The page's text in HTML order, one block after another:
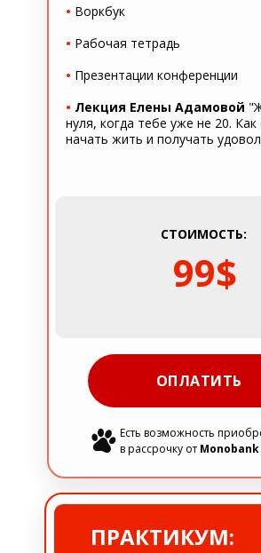
ПРАКТИКУМ:
ОПЛАТИТЬ
• Воркбук
• Рабочая тетрадь
• Презентации конференции
• Лекция Елены Адамовой
нуля, когда тебе уже не 20. Как
начать жить и получать
99$
СТОИМОСТЬ:
Есть возможность
в рассрочку от Monobank